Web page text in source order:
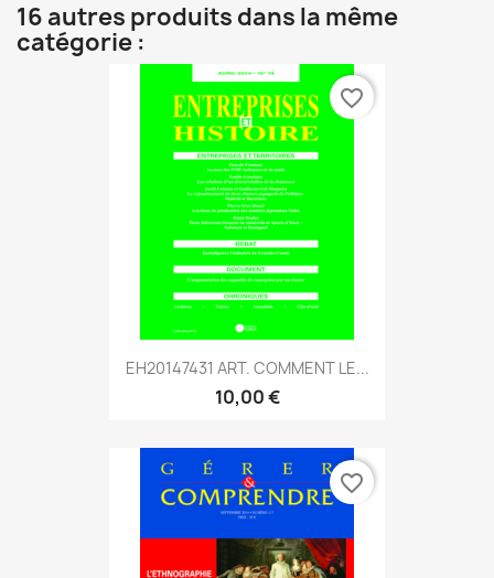
16 autres produits dans la même
catégorie :
EH20147431 ART. COMMENT LE...
10,00 €
favorite_border
favorite_border